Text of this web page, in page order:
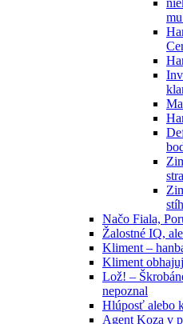
Načo Fiala,
Žalostné IQ,
Kliment –
Kliment
Lož! –
nepoznal
Hlúposť alebo
Agent Koza v